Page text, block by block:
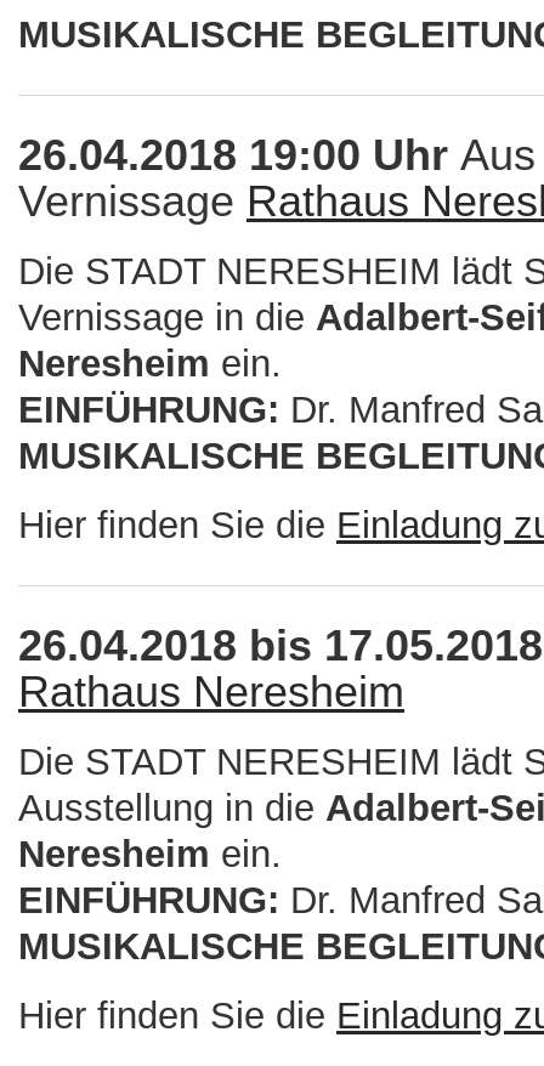
MUSIKALISCHE
26.04.2018 19:00 Uhr
Vernissage Rathaus
Die STADT NERESHEIM lädt
Vernissage in die Adalbert-
Neresheim ein.
EINFÜHRUNG: Dr. Manfred
MUSIKALISCHE
Hier finden Sie die Einladung
26.04.2018 bis
Rathaus Neresheim
Die STADT NERESHEIM lädt
Ausstellung in die Adalbert-
Neresheim ein.
EINFÜHRUNG: Dr. Manfred
MUSIKALISCHE
Hier finden Sie die Einladung